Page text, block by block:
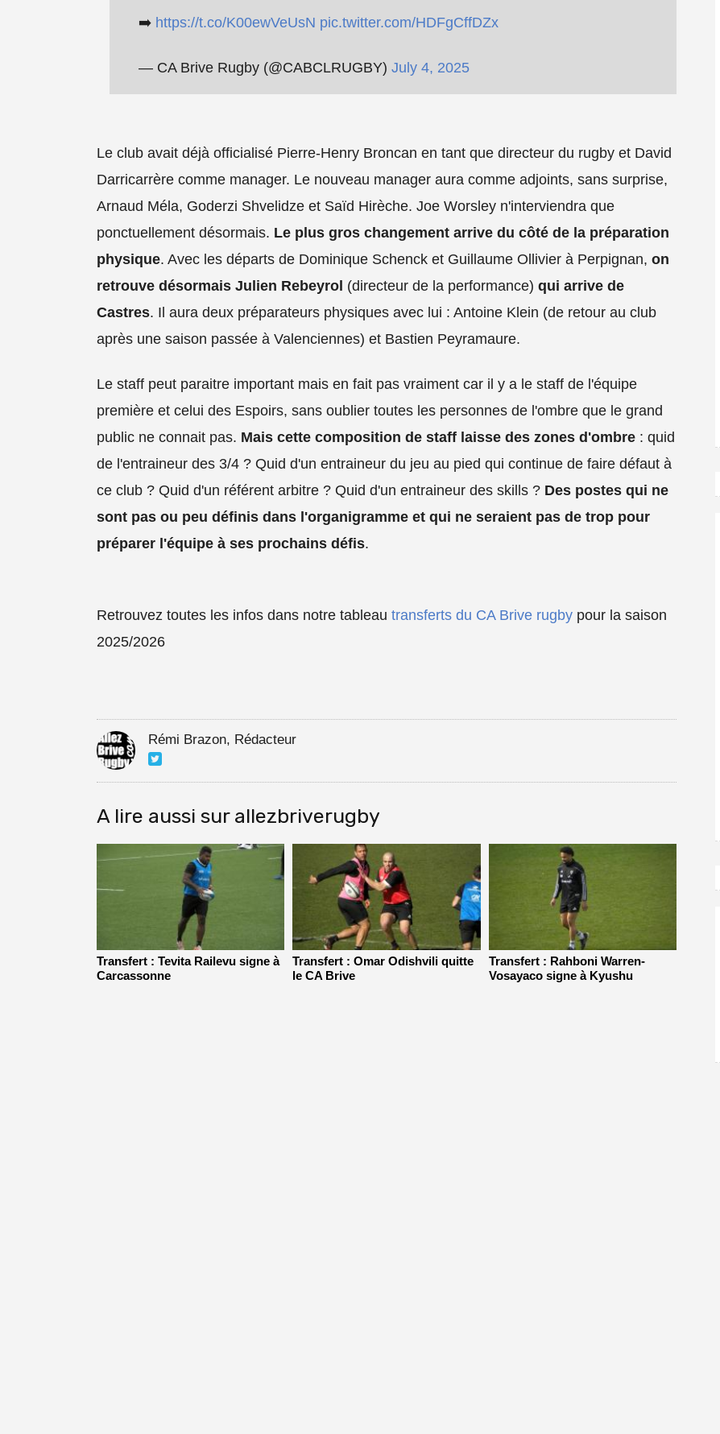
➡️ https://t.co/K00ewVeUsN pic.twitter.com/HDFgCffDZx
— CA Brive Rugby (@CABCLRUGBY) July 4, 2025
Le club avait déjà officialisé Pierre-Henry Broncan en tant que directeur du rugby et David
Darricarrère comme manager. Le nouveau manager aura comme adjoints, sans surprise,
Arnaud Méla, Goderzi Shvelidze et Saïd Hirèche. Joe Worsley n'interviendra que
ponctuellement désormais. Le plus gros changement arrive du côté de la préparation
physique. Avec les départs de Dominique Schenck et Guillaume Ollivier à Perpignan, on
retrouve désormais Julien Rebeyrol (directeur de la performance) qui arrive de
Castres. Il aura deux préparateurs physiques avec lui : Antoine Klein (de retour au club
après une saison passée à Valenciennes) et Bastien Peyramaure.
Le staff peut paraitre important mais en fait pas vraiment car il y a le staff de l'équipe
première et celui des Espoirs, sans oublier toutes les personnes de l'ombre que le grand
public ne connait pas. Mais cette composition de staff laisse des zones d'ombre : quid
de l'entraineur des 3/4 ? Quid d'un entraineur du jeu au pied qui continue de faire défaut à
ce club ? Quid d'un référent arbitre ? Quid d'un entraineur des skills ? Des postes qui ne
sont pas ou peu définis dans l'organigramme et qui ne seraient pas de trop pour
préparer l'équipe à ses prochains défis.
Retrouvez toutes les infos dans notre tableau transferts du CA Brive rugby pour la saison
2025/2026
Rémi Brazon, Rédacteur
A lire aussi sur allezbriverugby
Transfert : Tevita Railevu signe à
Carcassonne
Transfert : Omar Odishvili quitte
le CA Brive
Transfert : Rahboni Warren-
Vosayaco signe à Kyushu